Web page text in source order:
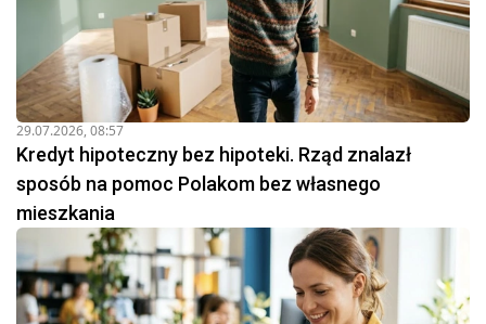
29.07.2026, 08:57
Kredyt hipoteczny bez hipoteki. Rząd znalazł
sposób na pomoc Polakom bez własnego
mieszkania